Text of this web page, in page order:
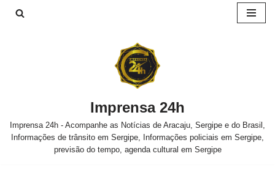
Imprensa 24h
Imprensa 24h - Acompanhe as Notícias de Aracaju, Sergipe e do Brasil,
Informações de trânsito em Sergipe, Informações policiais em Sergipe,
previsão do tempo, agenda cultural em Sergipe